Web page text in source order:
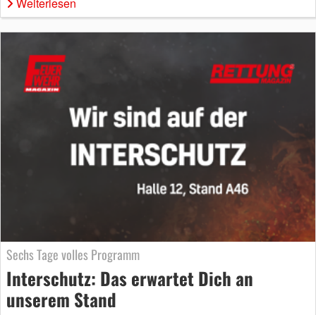
Weiterlesen
Sechs Tage volles Programm
Interschutz: Das erwartet Dich an
unserem Stand